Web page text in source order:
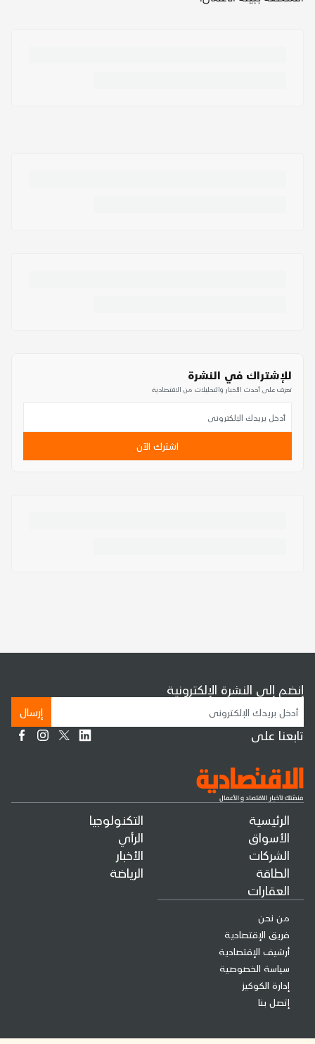
للإشتراك في النشرة
تعرف على أحدث الأخبار والتحليلات من الاقتصادية
اشترك الآن
الرئيسية
الأسواق
الشركات
الطاقة
العقارات
التكنولوجيا
الرأي
الأخبار
الرياضة
من نحن
فريق الإقتصادية
أرشيف الإقتصادية
سياسة الخصوصية
إدارة الكوكيز
إتصل بنا
إنضم إلى النشرة الإلكترونية
إرسال
تابعنا على